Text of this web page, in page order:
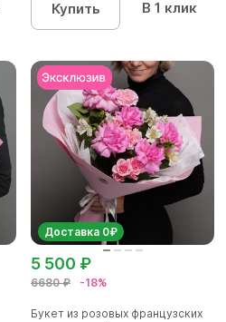
Купить В 1 клик
Доставка 0₽
6680 ₽ -18%
5 500 ₽
Букет из розовых французских